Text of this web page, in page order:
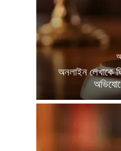
অনলাইন লেখাকে